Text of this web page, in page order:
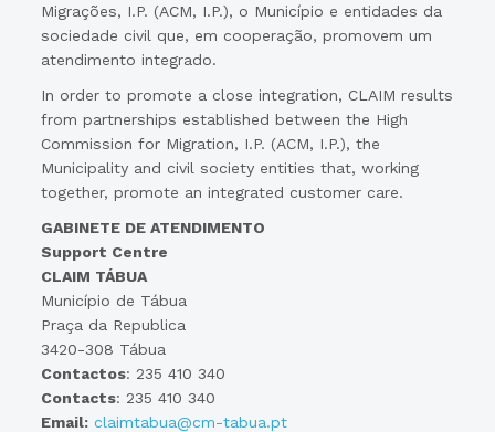
Migrações, I.P. (ACM, I.P.), o Município e entidades da
sociedade civil que, em cooperação, promovem um
atendimento integrado.
In order to promote a close integration, CLAIM results
from partnerships established between the High
Commission for Migration, I.P. (ACM, I.P.), the
Municipality and civil society entities that, working
together, promote an integrated customer care.
GABINETE DE ATENDIMENTO
Support Centre
CLAIM TÁBUA
Município de Tábua
Praça da Republica
3420-308 Tábua
Contactos: 235 410 340
Contacts: 235 410 340
Email: claimtabua@cm-tabua.pt